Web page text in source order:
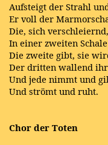
Aufsteigt der Strahl
Er voll der
Die, sich
In einer zweiten
Die zweite gibt, sie
Der dritten wallend
Und jede nimmt und
Und strömt und ruht.
Chor der Toten